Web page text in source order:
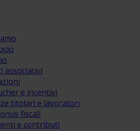
associativi
e incentivi
titolari e lavoratori
fiscali
e contributi